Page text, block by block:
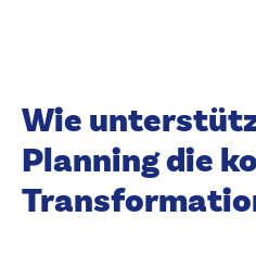
Wie
Planning die